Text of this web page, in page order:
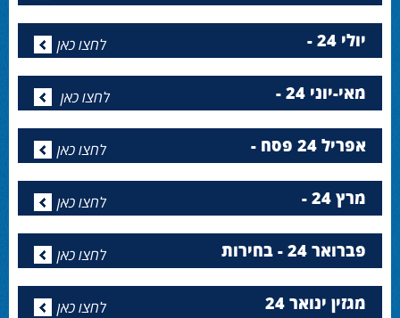
יולי 24 - לחצו כאן
מאי-יוני 24 - לחצו כאן
אפריל 24 פסח - לחצו כאן
מרץ 24 - לחצו כאן
פברואר 24 - בחירות לחצו כאן
מגזין ינואר 24 לחצו כאן